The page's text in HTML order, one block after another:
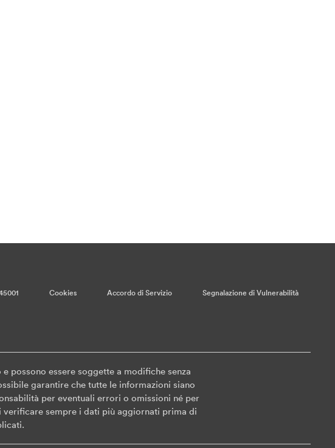
Cookies Accordo di Servizio Segnalazione di Vulnerabilità
possono essere soggette a modifiche senza
garantire che tutte le informazioni siano
per eventuali errori o omissioni né per
sempre i dati più aggiornati prima di